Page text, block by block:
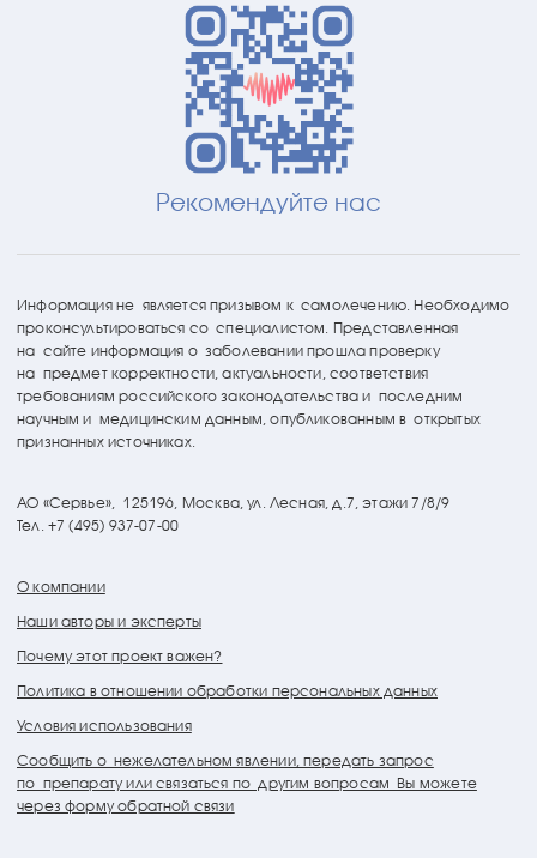
О компании
Наши авторы и эксперты
Почему этот проект важен?
Политика в отношении обработки персональных данных
Условия использования
Сообщить о нежелательном явлении, передать запрос
по препарату или связаться по другим вопросам Вы можете
через форму обратной связи
АО «Сервье», 125196, Москва, ул. Лесная, д.7, этажи 7/8/9
Тел. +7 (495) 937-07-00
Информация не является призывом к самолечению. Необходимо
проконсультироваться со специалистом. Представленная
на сайте информация о заболевании прошла проверку
на предмет корректности, актуальности, соответствия
требованиям российского законодательства и последним
научным и медицинским данным, опубликованным в открытых
признанных источниках.
Рекомендуйте нас